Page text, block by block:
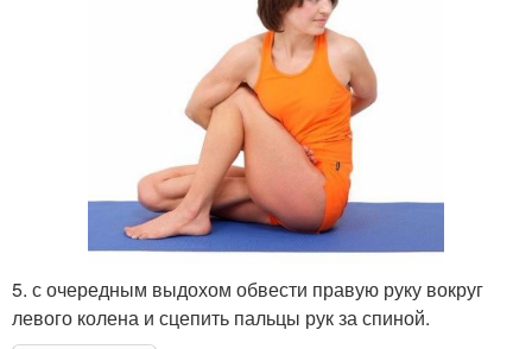
5. с очередным выдохом обвести правую руку вокруг
левого колена и сцепить пальцы рук за спиной.